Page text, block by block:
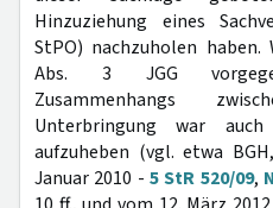
Hinzuziehung eines
StPO) nachzuholen haben.
Abs. 3 JGG
Zusammenhangs
Unterbringung war auch
aufzuheben (vgl. etwa
Januar 2010 - 5 StR 520/09,